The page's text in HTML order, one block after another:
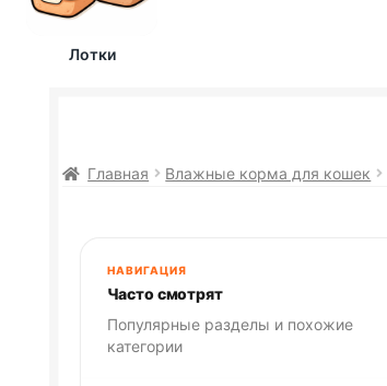
Лотки
Главная Влажные корма для кошек
НАВИГАЦИЯ
Часто смотрят
Популярные разделы и похожие
категории